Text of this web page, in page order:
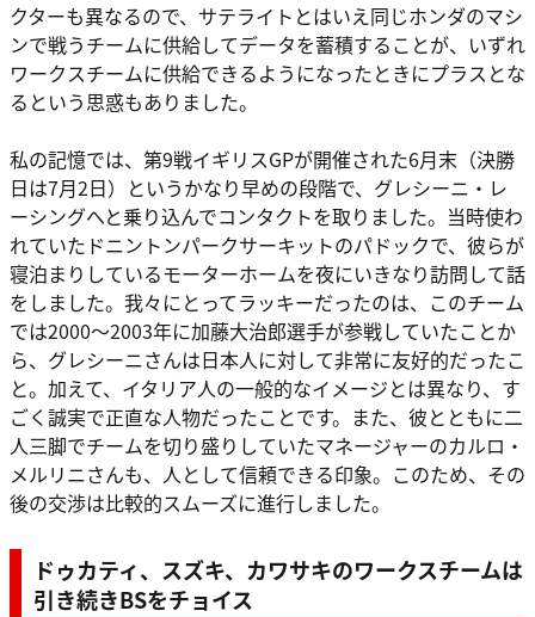
クターも異なるので、サテライトとはいえ同じホンダのマシ
ンで戦うチームに供給してデータを蓄積することが、いずれ
ワークスチームに供給できるようになったときにプラスとな
るという思惑もありました。
私の記憶では、第9戦イギリスGPが開催された6月末（決勝
日は7月2日）というかなり早めの段階で、グレシーニ・レ
ーシングへと乗り込んでコンタクトを取りました。当時使わ
れていたドニントンパークサーキットのパドックで、彼らが
寝泊まりしているモーターホームを夜にいきなり訪問して話
をしました。我々にとってラッキーだったのは、このチーム
では2000～2003年に加藤大治郎選手が参戦していたことか
ら、グレシーニさんは日本人に対して非常に友好的だったこ
と。加えて、イタリア人の一般的なイメージとは異なり、す
ごく誠実で正直な人物だったことです。また、彼とともに二
人三脚でチームを切り盛りしていたマネージャーのカルロ・
メルリニさんも、人として信頼できる印象。このため、その
後の交渉は比較的スムーズに進行しました。
ドゥカティ、スズキ、カワサキのワークスチームは
引き続きBSをチョイス